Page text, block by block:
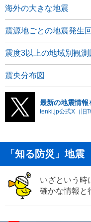
海外の大きな地震
震源地ごとの地震発生
震度3以上の地域別観測
震央分布図
最新の地震情報
tenki.jp公式X（旧
「知る防災」地震
いざという時
確かな情報と